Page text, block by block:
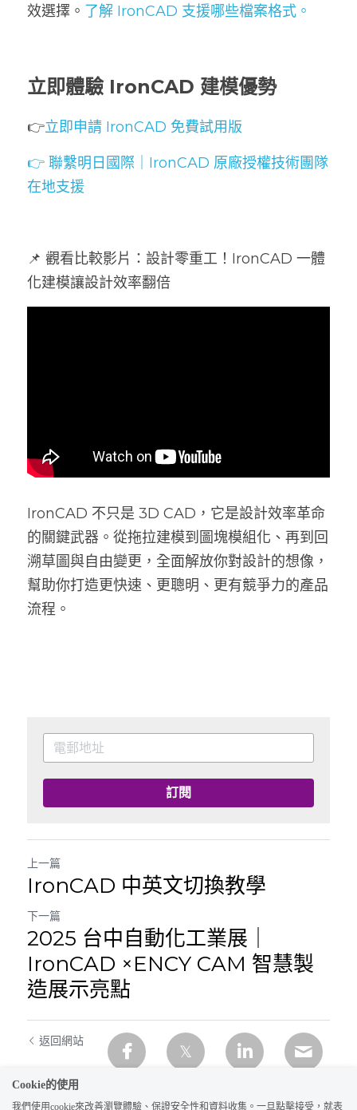
效選擇。 了解 IronCAD 支援哪些檔案格式。
立即體驗 IronCAD 建模優勢
👉立即申請 IronCAD 免費試用版
👉 聯繫明日國際｜IronCAD 原廠授權技術團隊
在地支援
📌 觀看比較影片：設計零重工！IronCAD 一體
化建模讓設計效率翻倍
IronCAD 不只是 3D CAD，它是設計效率革命
的關鍵武器。從拖拉建模到圖塊模組化、再到回
溯草圖與自由變更，全面解放你對設計的想像，
幫助你打造更快速、更聰明、更有競爭力的產品
流程。
訂閱
上一篇
IronCAD 中英文切換教學
下一篇
2025 台中自動化工業展｜
IronCAD ×ENCY CAM 智慧製
造展示亮點
返回網站
Cookie的使用
我們使用cookie來改善瀏覽體驗、保證安全性和資料收集。一旦點擊接受，就表